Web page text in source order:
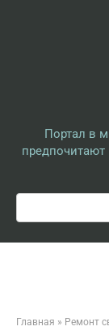
Портал в
Поиск:
Главная » Ремонт